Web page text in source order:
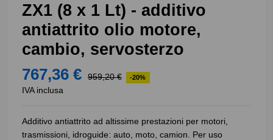
ZX1 (8 x 1 Lt) - additivo
antiattrito olio motore,
cambio, servosterzo
767,36 € 959,20 € -20%
IVA inclusa
Additivo antiattrito ad altissime prestazioni per motori,
trasmissioni, idroguide: auto, moto, camion. Per uso